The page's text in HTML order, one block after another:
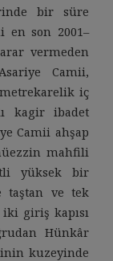
bir süre
son 2001–
vermeden
Camii,
iç
kagir ibadet
Camii ahşap
mahfili
yüksek bir
taştan ve tek
giriş kapısı
Hünkâr
kuzeyinde